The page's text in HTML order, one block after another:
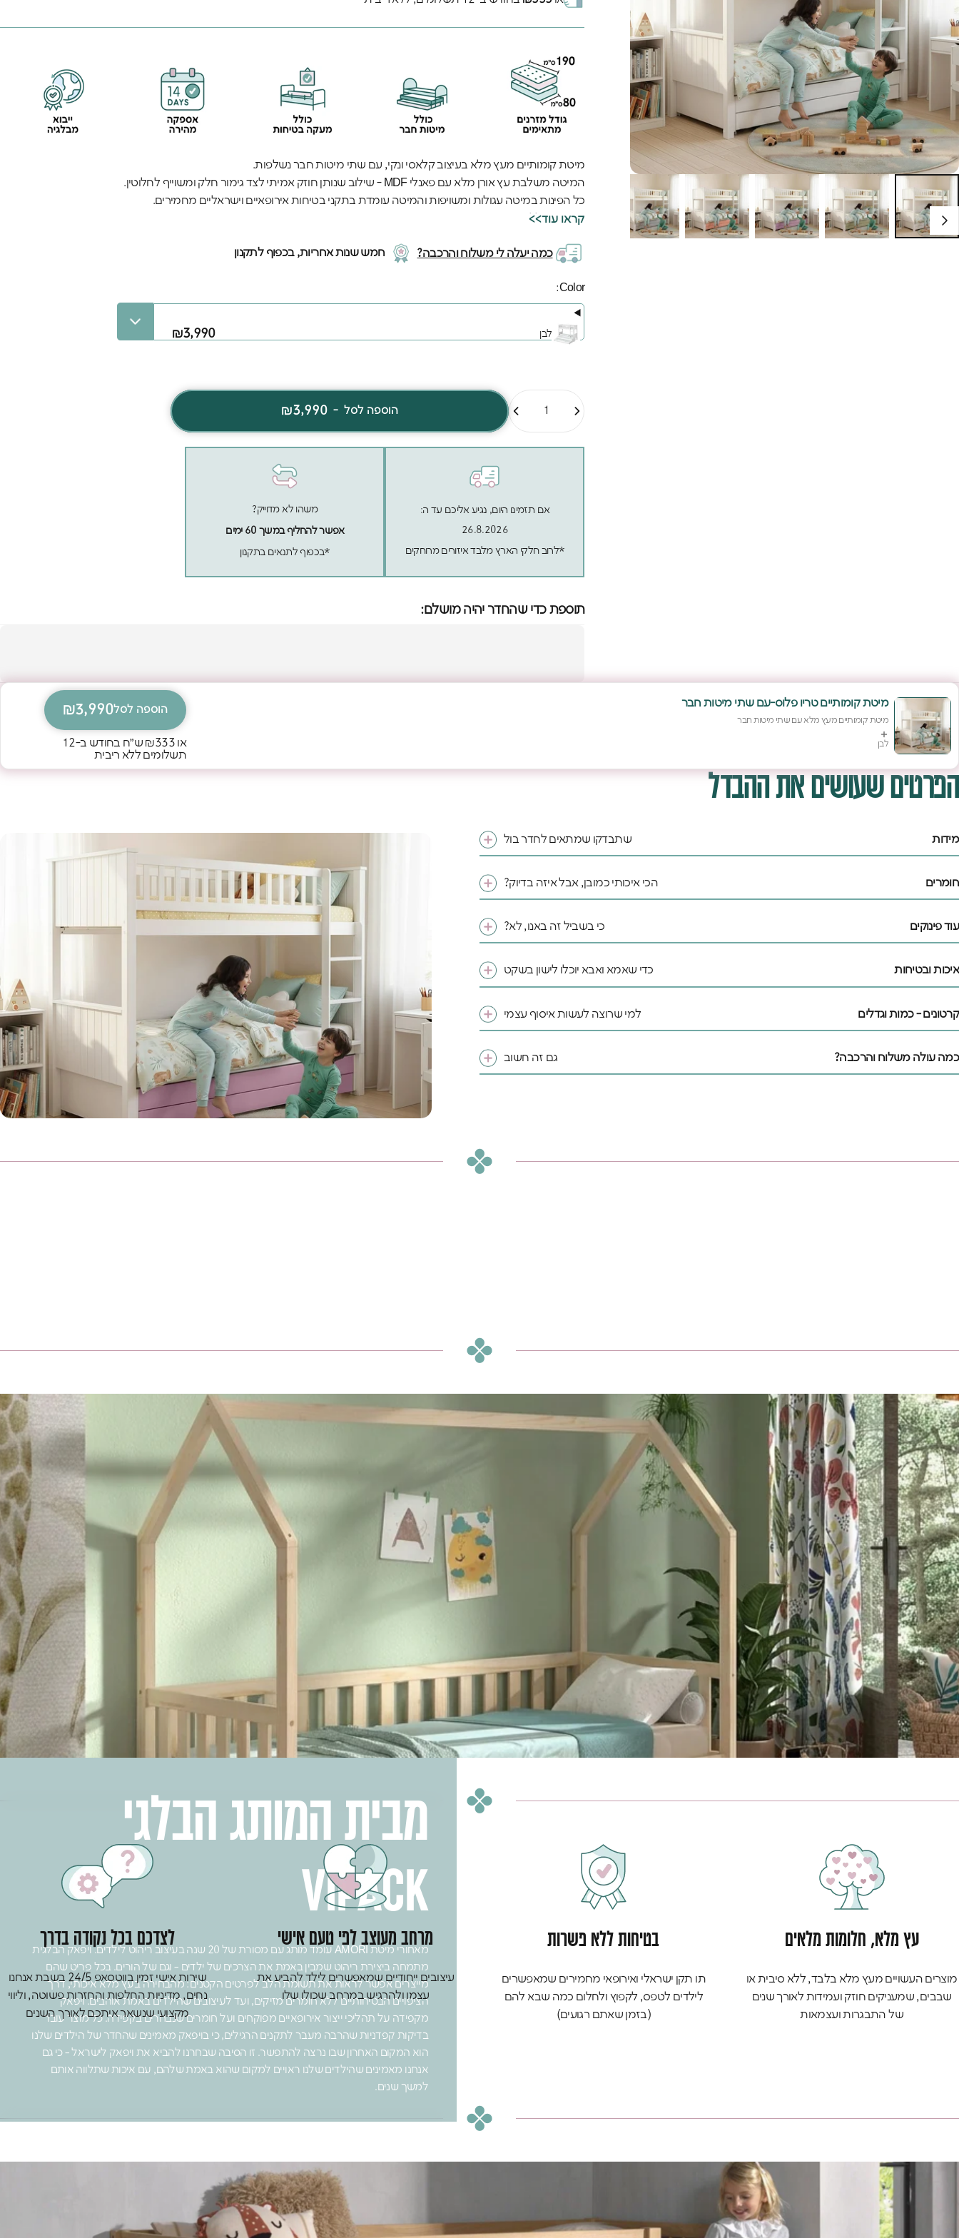
מיטת קומותיים מעץ מלא בעיצוב קלאסי ונקי, עם שתי מיטות חבר נשלפות.
המיטה משלבת עץ אורן מלא עם פאנלי MDF - שילוב שנותן חוזק אמיתי לצד גימור חלק ומשוייף לחלוטין.
כל הפינות במיטה עגולות ומשויפות והמיטה עומדת בתקני בטיחות אירופאיים וישראליים מחמירים.
המיטה כוללת:
<<קראו עוד
כמה יעלה לי משלוח והרכבה? חמש שנות אחריות, בכפוף לתקנון
Color
Color:
לבן ₪3,990
הוספה לסל-
₪3,990
אם תזמינו היום, נגיע אליכם עד ה:
26.8.2026
*לרוב חלקי הארץ מלבד איזורים מרוחקים
משהו לא מדוייק?
אפשר להחליף במשך 60 ימים
*בכפוף לתנאים בתקנון
תוספת כדי שהחדר יהיה מושלם:
מיטת קומותיים טריו פלוס-עם שתי מיטות חבר
מיטת קומותיים מעץ מלא עם שתי מיטות חבר
לבן
הוספה לסל₪3,990
או₪333
ש״ח בחודש ב-12
תשלומים ללא ריבית
הפרטים שעושים את ההבדל
מידות שתבדקו שמתאים לחדר בול
חומרים הכי איכותי כמובן, אבל איזה בדיוק?
עוד פינוקים כי בשביל זה באנו, לא?
איכות ובטיחות כדי שאמא ואבא יוכלו לישון בשקט
קרטונים - כמות וגדלים למי שרוצה לעשות איסוף עצמי
כמה עולה משלוח והרכבה? גם זה חשוב
מבית המותג הבלגי
VIPACK
מאחורי מיטת AMORI עומד מותג עם מסורת של 20 שנה בעיצוב ריהוט לילדים. ויפאק הבלגית
מתמחה ביצירת ריהוט שמבין באמת את הצרכים של ילדים - וגם של הורים. בכל פריט שהם
מייצרים אפשר לראות את תשומת הלב לפרטים הקטנים: מהבחירה בעץ מלא איכותי, דרך
הציפויים הבטיחותיים ללא חומרים מזיקים, ועד לעיצובים שהילדים באמת אוהבים. ויפאק
מקפידה על תהליכי ייצור אירופאיים מפוקחים ועל חומרים שנבחרים בקפידה. כל מוצר עובר
בדיקות קפדניות שהרבה מעבר לתקנים הרגילים, כי בויפאק מאמינים שהחדר של הילדים שלנו
הוא המקום האחרון שבו נרצה להתפשר. זו הסיבה שבחרנו להביא את ויפאק לישראל - כי גם
אנחנו מאמינים שהילדים שלנו ראויים למקום שהוא באמת שלהם, עם איכות שתלווה אותם
למשך שנים.
עץ מלא, חלומות מלאים
מוצרים העשויים מעץ מלא בלבד, ללא סיבית או
שבבים, שמעניקים חוזק ועמידות לאורך שנים
של התבגרות ועצמאות
בטיחות ללא פשרות
תו תקן ישראלי ואירופאי מחמירים שמאפשרים
לילדים לטפס, לקפוץ ולחלום כמה שבא להם
(בזמן שאתם רגועים)
מרחב מעוצב לפי טעם אישי
עיצובים ייחודיים שמאפשרים לילד להביע את
עצמו ולהרגיש במרחב שכולו שלו
לצדכם בכל נקודה בדרך
שירות אישי זמין בווטסאפ 24/5 בשבת אנחנו
נחים, מדיניות החלפות והחזרות פשוטה, וליווי
מקצועי שנשאר איתכם לאורך השנים
♥️מקום קטן להרגיש בו ענק
הירשמו עכשיו וקבלו 5% הנחה
על
שיווקיים מהומאז' דיזיין
הרשמה
בשליחת הטופס את/ה מאשר/ת את